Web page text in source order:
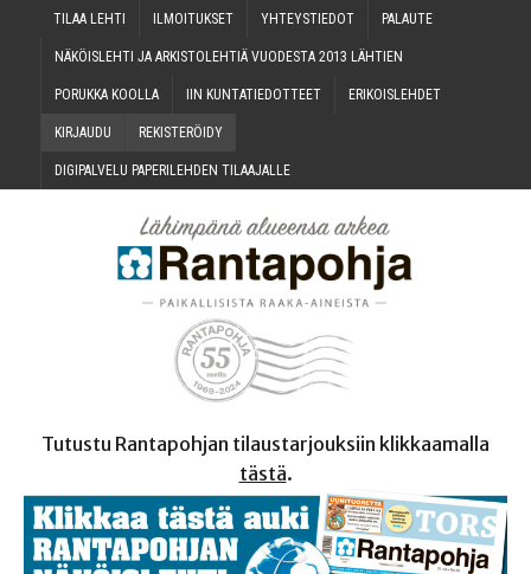
TILAA LEH­TI ILMOI­TUK­SET YHTEYS­TIE­DOT PALAU­TE
NÄKÖIS­LEH­TI JA ARKIS­TO­LEH­TIÄ VUO­DES­TA 2013 LÄHTIEN
PORUK­KA KOOLLA IIN KUN­TA­TIE­DOT­TEET ERI­KOIS­LEH­DET
KIR­JAU­DU REKIS­TE­RÖI­DY
DIGI­PAL­VE­LU PAPE­RI­LEH­DEN TILAAJALLE
Tutustu Rantapohjan tilaustarjouksiin klikkaamalla
tästä.